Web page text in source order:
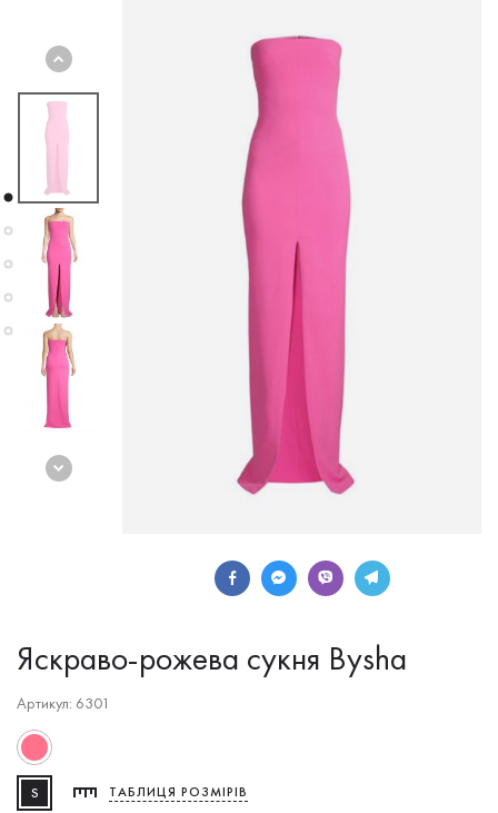
Яскраво-рожева сукня Bysha
Артикул: 6301
S ТАБЛИЦЯ РОЗМІРІВ